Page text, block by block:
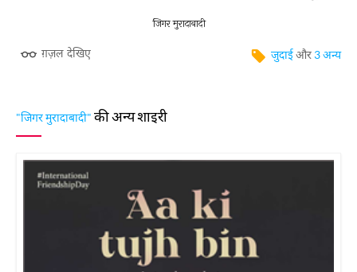
जिगर मुरादाबादी
ग़ज़ल देखिए जुदाईऔर 3 अन्य
"जिगर मुरादाबादी" की अन्य शाइरी